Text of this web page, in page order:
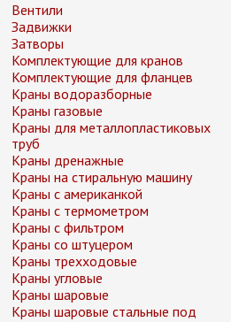
Вентили
Задвижки
Затворы
Комплектующие для кранов
Комплектующие для фланцев
Краны водоразборные
Краны газовые
Краны для металлопластиковых
труб
Краны дренажные
Краны на стиральную машину
Краны с американкой
Краны с термометром
Краны с фильтром
Краны со штуцером
Краны трехходовые
Краны угловые
Краны шаровые
Краны шаровые стальные под